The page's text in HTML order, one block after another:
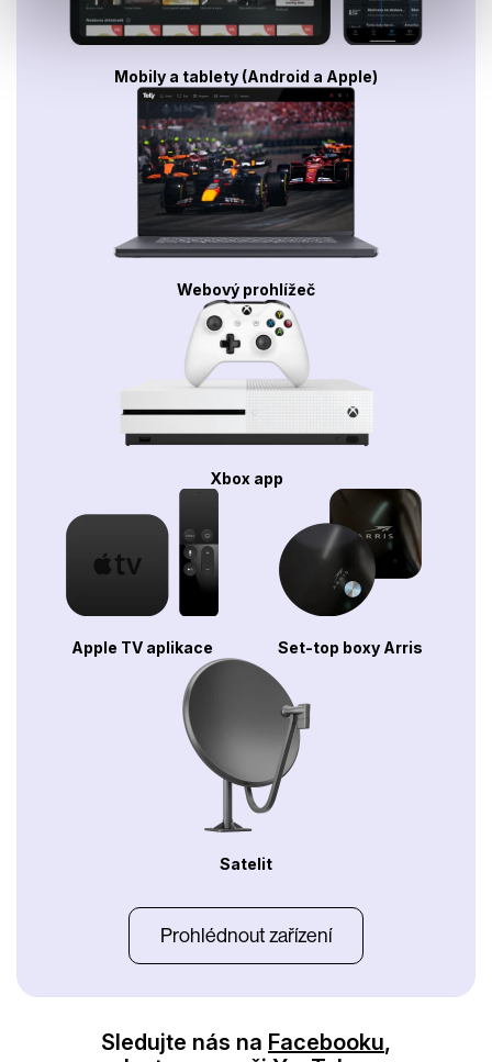
Mobily a tablety (Android a Apple)
Webový prohlížeč
Xbox app
Apple TV aplikace Set-top boxy Arris
Satelit
Prohlédnout zařízení
Sledujte nás na Facebooku,